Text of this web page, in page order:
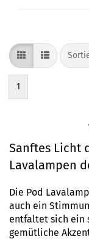
1
Sanftes Licht
Lavalampen
Die Pod
auch ein
entfaltet sich ein
gemütliche